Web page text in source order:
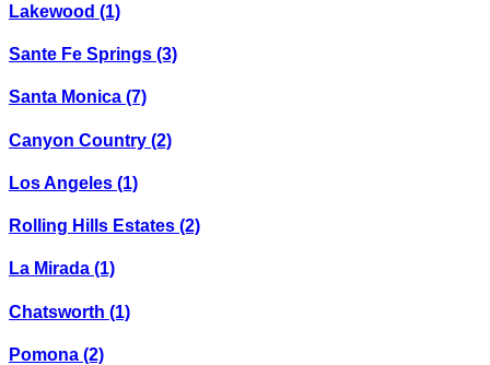
Lakewood (1)
Sante Fe Springs (3)
Santa Monica (7)
Canyon Country (2)
Los Angeles (1)
Rolling Hills Estates (2)
La Mirada (1)
Chatsworth (1)
Pomona (2)